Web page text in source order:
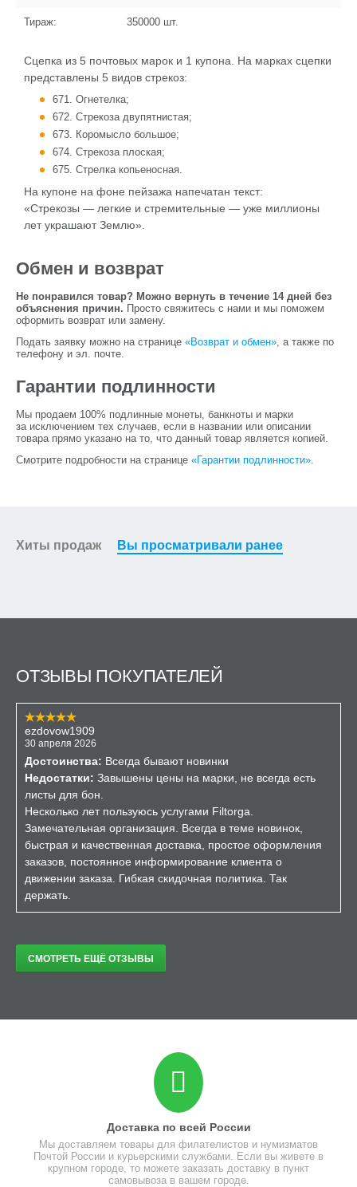
Тираж: 350000 шт.
Сцепка из 5 почтовых марок и 1 купона. На марках сцепки
представлены 5 видов стрекоз:
671. Огнетелка;
672. Стрекоза двупятнистая;
673. Коромысло большое;
674. Cтрекоза плоская;
675. Cтрелка копьеносная.
На купоне на фоне пейзажа напечатан текст:
«Стрекозы — легкие и стремительные — уже миллионы
лет украшают Землю».
Обмен и возврат
Не понравился товар? Можно вернуть в течение 14 дней без
объяснения причин. Просто свяжитесь с нами и мы поможем
оформить возврат или замену.
Подать заявку можно на странице «Возврат и обмен», а также по
телефону и эл. почте.
Гарантии подлинности
Мы продаем 100% подлинные монеты, банкноты и марки
за исключением тех случаев, если в названии или описании
товара прямо указано на то, что данный товар является копией.
Смотрите подробности на странице «Гарантии подлинности».
Хиты продаж Вы просматривали ранее
ОТЗЫВЫ ПОКУПАТЕЛЕЙ
ezdovow1909
30 апреля 2026
Достоинства: Всегда бывают новинки
Недостатки: Завышены цены на марки, не всегда есть
листы для бон.
Несколько лет пользуюсь услугами Filtorga.
Замечательная организация. Всегда в теме новинок,
быстрая и качественная доставка, простое оформления
заказов, постоянное информирование клиента о
движении заказа. Гибкая скидочная политика. Так
держать.
СМОТРЕТЬ ЕЩЁ ОТЗЫВЫ
Доставка по всей России
Мы доставляем товары для филателистов и нумизматов
Почтой России и курьерскими службами. Если вы живете в
крупном городе, то можете заказать доставку в пункт
самовывоза в вашем городе.